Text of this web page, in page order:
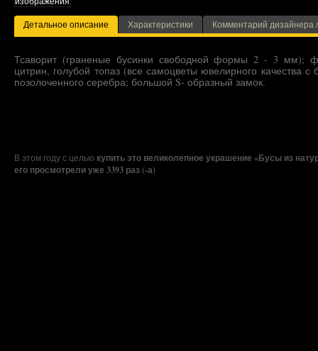
Детальное описание Характеристики Комментарий дизайнера
Тсаворит (граненые бусинки свободной формы 2 - 3 мм);
цитрин, голубой топаз (все самоцветы ювелирного качества
позолоченного серебра; большой S- образный замок.
В этом году с целью купить это великолепное украшение «Бусы из
его просмотрели уже 3393 раз (-а)